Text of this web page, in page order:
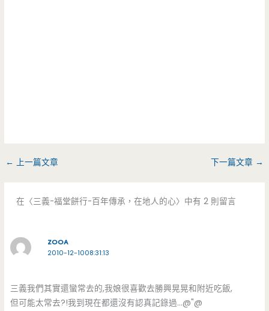
← 上一篇文章 下一篇文章 →
在〈三義-福堂餅行-百年傳承，在地人的心〉中有 2 則留言
ZOOA
2010-12-1008:31:13
三義我們其實還蠻常去的,我娘很喜歡去勝興晃晃和附近吃飯,
但可能太常去?!我到現在都還沒有認真記錄過…@"@